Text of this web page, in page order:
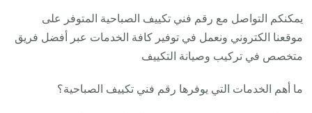
يمكنكم التواصل مع رقم فني تكييف الصباحية المتوفر على
موقعنا الكتروني ونعمل في توفير كافة الخدمات عبر أفضل فريق
متخصص في تركيب وصيانة التكييف
ما أهم الخدمات التي يوفرها رقم فني تكييف الصباحية؟